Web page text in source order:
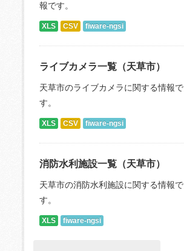
報です。
XLS CSV fiware-ngsi
ライブカメラ一覧（天草市）
天草市のライブカメラに関する情報で
す。
XLS CSV fiware-ngsi
消防水利施設一覧（天草市）
天草市の消防水利施設に関する情報で
す。
XLS fiware-ngsi